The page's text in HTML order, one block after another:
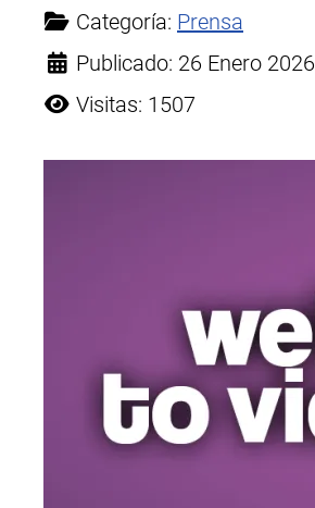
Categoría: Prensa
Publicado: 26 Enero 2026
Visitas: 1507